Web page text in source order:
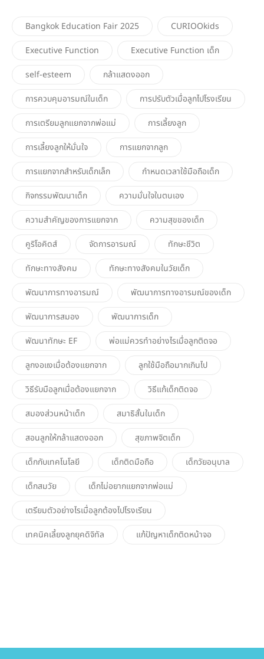
Bangkok Education Fair 2025
CURIOOkids
Executive Function
Executive Function เด็ก
self-esteem
กล้าแสดงออก
การควบคุมอารมณ์ในเด็ก
การปรับตัวเมื่อลูกไปโรงเรียน
การเตรียมลูกแยกจากพ่อแม่
การเลี้ยงลูก
การเลี้ยงลูกให้มั่นใจ
การแยกจากลูก
การแยกจากสำหรับเด็กเล็ก
กำหนดเวลาใช้มือถือเด็ก
กิจกรรมพัฒนาเด็ก
ความมั่นใจในตนเอง
ความสำคัญของการแยกจาก
ความสุขของเด็ก
คูริโอคิดส์
จัดการอารมณ์
ทักษะชีวิต
ทักษะทางสังคม
ทักษะทางสังคมในวัยเด็ก
พัฒนาการทางอารมณ์
พัฒนาการทางอารมณ์ของเด็ก
พัฒนาการสมอง
พัฒนาการเด็ก
พัฒนาทักษะ EF
พ่อแม่ควรทำอย่างไรเมื่อลูกติดจอ
ลูกงอแงเมื่อต้องแยกจาก
ลูกใช้มือถือมากเกินไป
วิธีรับมือลูกเมื่อต้องแยกจาก
วิธีแก้เด็กติดจอ
สมองส่วนหน้าเด็ก
สมาธิสั้นในเด็ก
สอนลูกให้กล้าแสดงออก
สุขภาพจิตเด็ก
เด็กกับเทคโนโลยี
เด็กติดมือถือ
เด็กวัยอนุบาล
เด็กสมวัย
เด็กไม่อยากแยกจากพ่อแม่
เตรียมตัวอย่างไรเมื่อลูกต้องไปโรงเรียน
เทคนิคเลี้ยงลูกยุคดิจิทัล
แก้ปัญหาเด็กติดหน้าจอ